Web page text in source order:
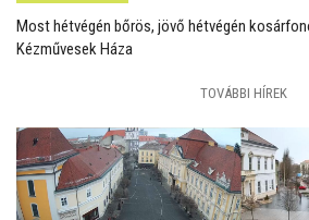
Most hétvégén bőrös, jövő hétvégén
Kézművesek Háza
TOVÁBBI HÍREK